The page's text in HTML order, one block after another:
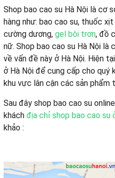
Shop bao cao su Hà Nội là cơ
hàng như: bao cao su, thuốc
cường dương, gel bôi trơn, đồ
nữ. Shop bao cao su Hà Nội là
về vấn đề này ở Hà Nội. Hiện
ở Hà Nội để cung cấp cho quý
khu vực lân cận các sản phẩm
Sau đây shop bao cao su
khách địa chỉ shop bao cao su
khảo :